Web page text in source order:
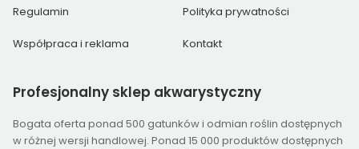
Regulamin Polityka prywatności
Współpraca i reklama Kontakt
Profesjonalny sklep akwarystyczny
Bogata oferta ponad 500 gatunków i odmian roślin dostępnych
w różnej wersji handlowej. Ponad 15 000 produktów dostępnych